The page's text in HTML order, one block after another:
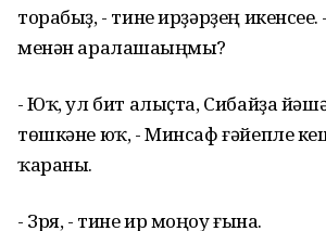
торабыҙ, - тине ирҙәрҙең
менән аралашаһыңмы?
- Юҡ, ул бит алыҫта, Сибайҙа
төшкәне юҡ, - Минсаф ғәйепле
ҡараны.
- Зря, - тине ир моңһоу ғына.